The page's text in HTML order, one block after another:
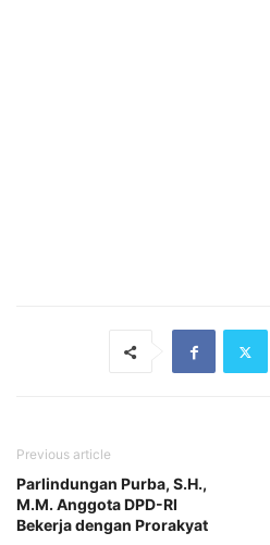
Previous article
Parlindungan Purba, S.H.,
M.M. Anggota DPD-RI
Bekerja dengan Prorakyat